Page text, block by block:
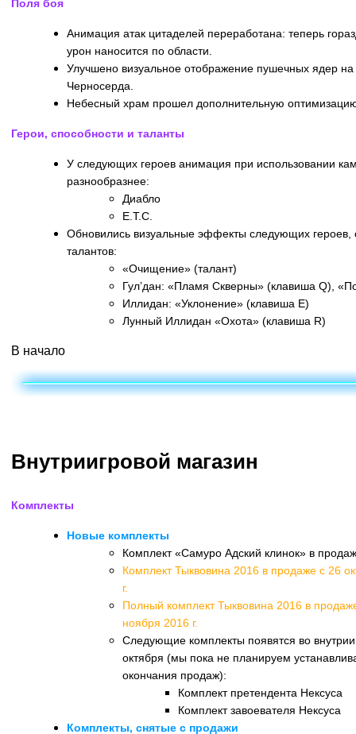
Поля боя
Анимация атак цитаделей переработана: теперь
урон наносится по области.
Улучшено визуальное отображение пушечных ядер на
Черносерда.
Небесный храм прошел дополнительную
Герои, способности и таланты
У следующих героев анимация при использовании
разнообразнее:
Диабло
E.T.C.
Обновились визуальные эффекты следующих героев,
талантов:
«Очищение» (талант)
Гул’дан: «Пламя Скверны» (клавиша Q),
Иллидан: «Уклонение» (клавиша E)
Лунный Иллидан «Охота» (клавиша R)
В начало
Внутриигровой магазин
Комплекты
Новые комплекты
Комплект «Самуро Адский клинок» в
Комплект Тыквовина 2016 в продаже с 26
г.
Полный комплект Тыквовина 2016 в
ноября 2016 г.
Следующие комплекты появятся во
октября (мы пока не планируем
окончания продаж):
Комплект претендента Нексуса
Комплект завоевателя Нексуса
Комплекты, снятые с продажи